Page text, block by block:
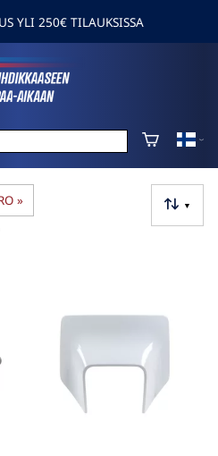
YLI 250€ TILAUKSISSA
‪» ▼